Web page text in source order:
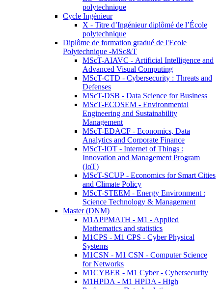
polytechnique
Cycle Ingénieur
X - Titre d’Ingénieur diplômé de l’École
polytechnique
Diplôme de formation gradué de l'Ecole
Polytechnique -MSc&T
MScT-AIAVC - Artificial Intelligence and
Advanced Visual Computing
MScT-CTD - Cybersecurity : Threats and
Defenses
MScT-DSB - Data Science for Business
MScT-ECOSEM - Environmental
Engineering and Sustainability
Management
MScT-EDACF - Economics, Data
Analytics and Corporate Finance
MScT-IOT - Internet of Things :
Innovation and Management Program
(IoT)
MScT-SCUP - Economics for Smart Cities
and Climate Policy
MScT-STEEM - Energy Environment :
Science Technology & Management
Master (DNM)
M1APPMATH - M1 - Applied
Mathematics and statistics
M1CPS - M1 CPS - Cyber Physical
Systems
M1CSN - M1 CSN - Computer Science
for Networks
M1CYBER - M1 Cyber - Cybersecurity
M1HPDA - M1 HPDA - High